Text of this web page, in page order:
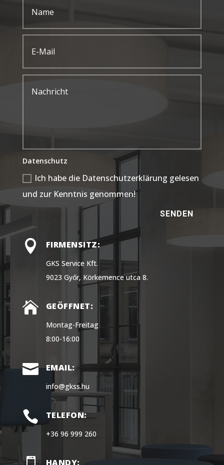
Datenschutz
Ich habe die Datenschutzerklärung gelesen
und zur Kenntnis genommen!
SENDEN
 FIRMENSITZ:
GKS Service Kft.
9023 Győr, Körkemence utca 8.
 GEÖFFNET:
Montag-Freitag
8:00-16:00
 EMAIL:
info@gkss.hu
 TELEFON:
+36 96 999 260
HANDY: